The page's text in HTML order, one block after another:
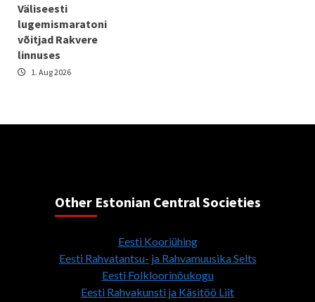
Väliseesti
lugemismaratoni
võitjad Rakvere
linnuses
1. Aug 2026
Other Estonian Central Societies
Eesti Kooriühing
Eesti Rahvatantsu- ja Rahvamuusika Selts
Eesti Folkloorinõukogu
Eesti Rahvakunsti ja Käsitöö Liit